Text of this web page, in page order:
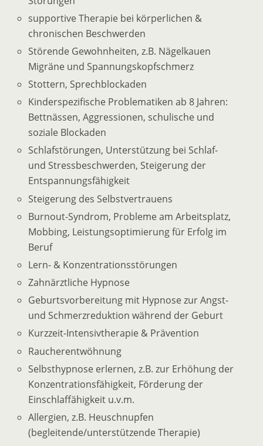
supportive Therapie bei körperlichen &
chronischen Beschwerden
Störende Gewohnheiten, z.B. Nägelkauen
Migräne und Spannungskopfschmerz
Stottern, Sprechblockaden
Kinderspezifische Problematiken ab 8 Jahren:
Bettnässen, Aggressionen, schulische und
soziale Blockaden
Schlafstörungen, Unterstützung bei Schlaf-
und Stressbeschwerden, Steigerung der
Entspannungsfähigkeit
Steigerung des Selbstvertrauens
Burnout-Syndrom, Probleme am Arbeitsplatz,
Mobbing, Leistungsoptimierung für Erfolg im
Beruf
Lern- & Konzentrationsstörungen
Zahnärztliche Hypnose
Geburtsvorbereitung mit Hypnose zur Angst-
und Schmerzreduktion während der Geburt
Kurzzeit-Intensivtherapie & Prävention
Raucherentwöhnung
Selbsthypnose erlernen, z.B. zur Erhöhung der
Konzentrationsfähigkeit, Förderung der
Einschlaffähigkeit u.v.m.
Allergien, z.B. Heuschnupfen
(begleitende/unterstützende Therapie)